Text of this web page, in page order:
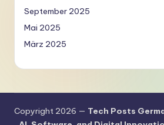
September 2025
Mai 2025
März 2025
Copyright 2026 — Tech Posts